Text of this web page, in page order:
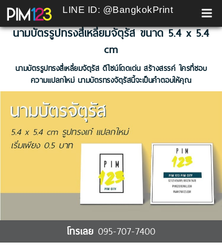
Skip
to
content
LINE ID: @BangkokPrint
นามบัตรรูปทรงสี่เหลี่ยมจัตุรัส ขนาด 5.4 x 5.4
cm
นามบัตรรูปทรงสี่เหลี่ยมจัตุรัส ดีไซน์โดดเด่น สร้างสรรค์ ใครที่ชอบ
ความแปลกใหม่ นามบัตรทรงจัตุรัสนี้จะเป็นคำตอบให้คุณ
โทรเลย 095-707-7400